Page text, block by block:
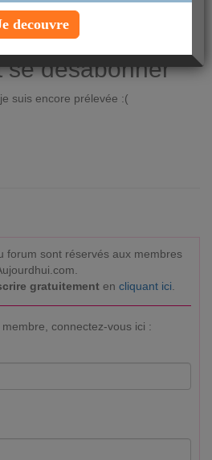
le 20-02-2014 à 18:46
désabonner
suis encore prélevée :(
forum sont réservés aux membres
gratuitementen cliquant ici
connectez-vous ici :
decouvre